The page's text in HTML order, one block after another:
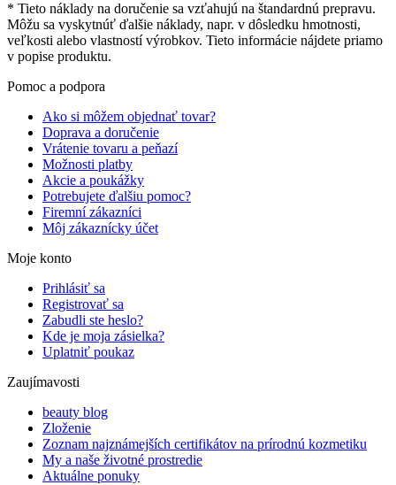
* Tieto náklady na doručenie sa vzťahujú na štandardnú prepravu.
Môžu sa vyskytnúť ďalšie náklady, napr. v dôsledku hmotnosti,
veľkosti alebo vlastností výrobkov. Tieto informácie nájdete priamo
v popise produktu.
Pomoc a podpora
Ako si môžem objednať tovar?
Doprava a doručenie
Vrátenie tovaru a peňazí
Možnosti platby
Akcie a poukážky
Potrebujete ďalšiu pomoc?
Firemní zákazníci
Môj zákaznícky účet
Moje konto
Prihlásiť sa
Registrovať sa
Zabudli ste heslo?
Kde je moja zásielka?
Uplatniť poukaz
Zaujímavosti
beauty blog
Zloženie
Zoznam najznámejších certifikátov na prírodnú kozmetiku
My a naše životné prostredie
Aktuálne ponuky